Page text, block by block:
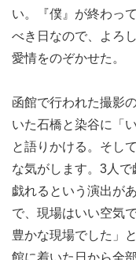
い。『僕』が終わっ
べき日なので、よろ
愛情をのぞかせた。
函館で行われた撮影
いた石橋と染谷に「
と語りかける。そし
な気がします。3人
戯れるという演出が
で、現場はいい空気
豊かな現場でした」